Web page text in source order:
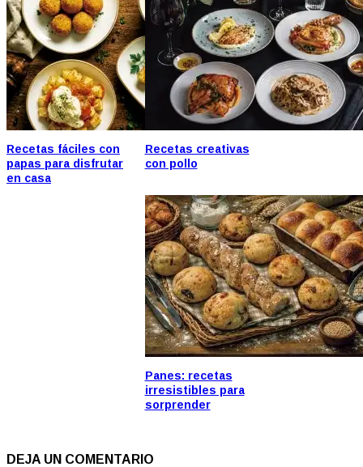
Recetas fáciles con
papas para disfrutar
en casa
Recetas creativas
con pollo
Panes: recetas
irresistibles para
sorprender
DEJA UN COMENTARIO